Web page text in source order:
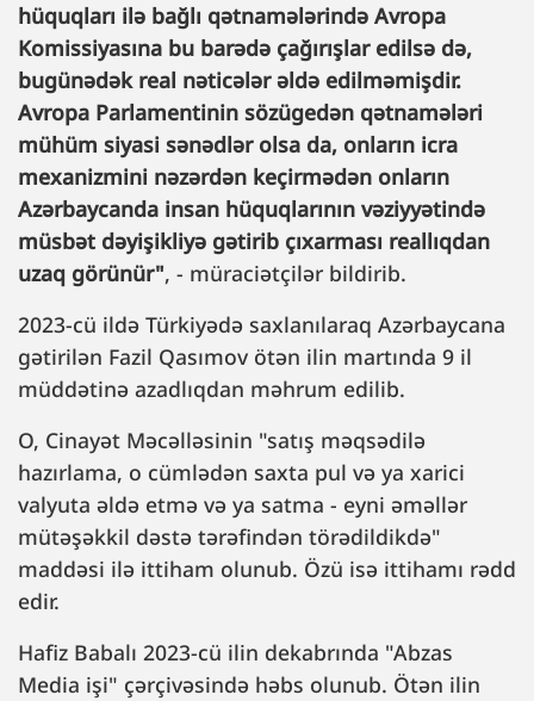
hüquqları ilə bağlı qətnamələrində Avropa
Komissiyasına bu barədə çağırışlar edilsə də,
bugünədək real nəticələr əldə edilməmişdir.
Avropa Parlamentinin sözügedən qətnamələri
mühüm siyasi sənədlər olsa da, onların icra
mexanizmini nəzərdən keçirmədən onların
Azərbaycanda insan hüquqlarının vəziyyətində
müsbət dəyişikliyə gətirib çıxarması reallıqdan
uzaq görünür", - müraciətçilər bildirib.
2023-cü ildə Türkiyədə saxlanılaraq Azərbaycana
gətirilən Fazil Qasımov ötən ilin martında 9 il
müddətinə azadlıqdan məhrum edilib.
O, Cinayət Məcəlləsinin "satış məqsədilə
hazırlama, o cümlədən saxta pul və ya xarici
valyuta əldə etmə və ya satma - eyni əməllər
mütəşəkkil dəstə tərəfindən törədildikdə"
maddəsi ilə ittiham olunub. Özü isə ittihamı rədd
edir.
Hafiz Babalı 2023-cü ilin dekabrında "Abzas
Media işi" çərçivəsində həbs olunub. Ötən ilin